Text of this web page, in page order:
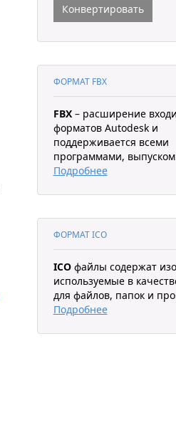
Конвертировать
ФОРМАТ FBX
FBX– расширение
форматов Autodesk и
поддерживается всеми
программами, выпуском
Подробнее
ФОРМАТ ICO
ICOфайлы содержат
используемые в
для файлов, папок и
Подробнее